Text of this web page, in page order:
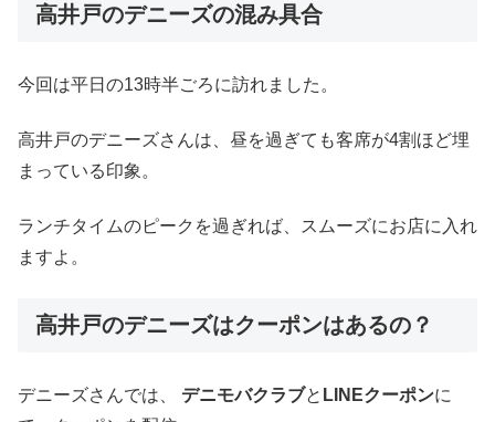
高井戸のデニーズの混み具合
今回は平日の13時半ごろに訪れました。
高井戸のデニーズさんは、昼を過ぎても客席が4割ほど埋
まっている印象。
ランチタイムのピークを過ぎれば、スムーズにお店に入れ
ますよ。
高井戸のデニーズはクーポンはあるの？
デニーズさんでは、 デニモバクラブと LINEクーポンに